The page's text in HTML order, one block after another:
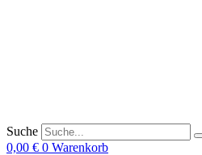
Suche
0,00 € 0 Warenkorb